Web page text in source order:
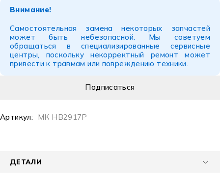
Внимание!
Самостоятельная замена некоторых запчастей
может быть небезопасной. Мы советуем
обращаться в специализированные сервисные
центры, поскольку некорректный ремонт может
привести к травмам или повреждению техники.
Артикул: МК HB2917P
ДЕТАЛИ